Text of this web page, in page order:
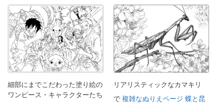
細部にまでこだわった塗り絵の
ワンピース・キャラクターたち
リアリスティックなカマキリ
で 複雑なぬりえページ 蝶と昆